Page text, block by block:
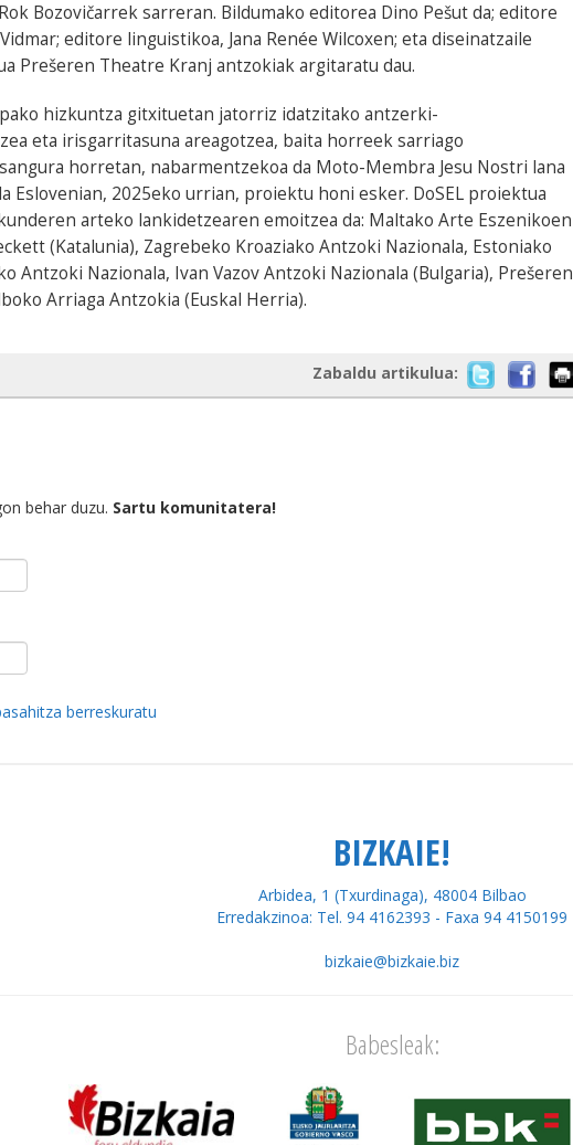
Bozovičarrek sarreran. Bildumako editorea Dino Pešut da; editore
editore linguistikoa, Jana Renée Wilcoxen; eta diseinatzaile
Prešeren Theatre Kranj antzokiak argitaratu dau.
hizkuntza gitxituetan jatorriz idatzitako antzerki-
eta irisgarritasuna areagotzea, baita horreek sarriago
horretan, nabarmentzekoa da Moto-Membra Jesu Nostri lana
Eslovenian, 2025eko urrian, proiektu honi esker. DoSEL proiektua
arteko lankidetzearen emoitzea da: Maltako Arte Eszenikoen
(Katalunia), Zagrebeko Kroaziako Antzoki Nazionala, Estoniako
Antzoki Nazionala, Ivan Vazov Antzoki Nazionala (Bulgaria), Prešeren
Arriaga Antzokia (Euskal Herria).
Zabaldu artikulua:
behar duzu. Sartu komunitatera!
berreskuratu
BIZKAIE!
Arbidea, 1 (Txurdinaga), 48004 Bilbao
Erredakzinoa: Tel. 94 4162393 - Faxa 94 4150199
bizkaie@bizkaie.biz
Babesleak: